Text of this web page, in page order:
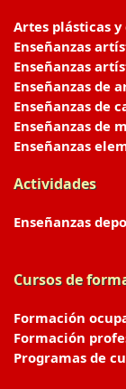
Artes plásticas y
Enseñanzas
Enseñanzas
Enseñanzas de
Enseñanzas de
Enseñanzas de
Enseñanzas
Actividades
Enseñanzas
Cursos de
Formación
Formación
Programas de